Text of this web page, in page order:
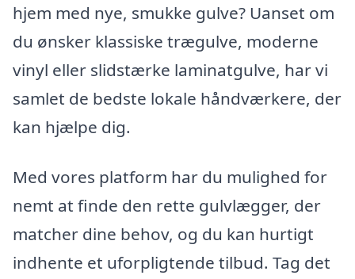
hjem med nye, smukke gulve? Uanset om
du ønsker klassiske trægulve, moderne
vinyl eller slidstærke laminatgulve, har vi
samlet de bedste lokale håndværkere, der
kan hjælpe dig.
Med vores platform har du mulighed for
nemt at finde den rette gulvlægger, der
matcher dine behov, og du kan hurtigt
indhente et uforpligtende tilbud. Tag det